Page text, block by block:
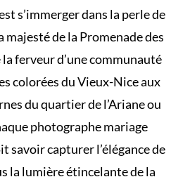
s’immerger dans la perle de
majesté de la Promenade des
ferveur d’une communauté
colorées du Vieux-Nice aux
du quartier de l’Ariane ou
photographe mariage
savoir capturer l’élégance de
la lumière étincelante de la